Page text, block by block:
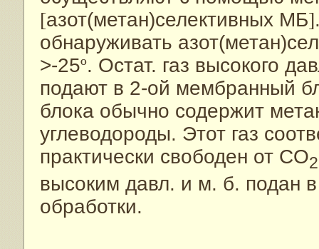
[азот(метан)селективных МБ]
обнаруживать
>-25º. Остат. газ высокого
подают в 2-ой мембранный
блока обычно содержит
углеводороды. Этот газ
практически свободен от CO2
высоким давл. и м. б. подан в
обработки.